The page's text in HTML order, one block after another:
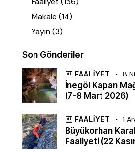
Makale (14)
Yayın(3)
Son Gönderiler
FAALIYET 8
İnegöl Kapan
(7-8 Mart 2026)
FAALIYET 1
Büyükorhan
Faaliyeti (22